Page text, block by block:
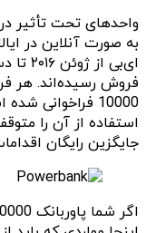
به صورت آنلاین در
10000
استفاده از آن را
جایگزین رایگان